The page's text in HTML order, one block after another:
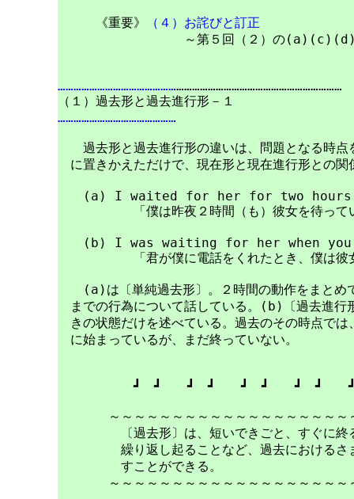
《重要》
（４）お詫びと訂正
～第５回（２）の(a)(c)(d)の例
………………………………………………………………………………………………
………………………………………
過去形と過去進行形の違いは、問題となる時点
に置きかえただけで、現在形と現在進行形との関
(a) I waited for her for two
「僕は昨夜２時間（も）彼女を待って
(b) I was waiting for her when you
「君が僕に電話をくれたとき、僕は彼女
(a)は〔単純過去形〕。２時間の動作をまとめ
までの行為について話している。(b)〔過去進行
きの状態だけを述べている。過去のその時点では
に始まっているが、まだ終っていない。
┛　┛　　┛　┛　　┛　┛　　┛　┛　　┛
～～～～～～～～～～～～～～～～～～～
〔過去形〕は、短いできごと、すぐに終る
繰り返し起ることなど、過去におけるさま
すことができる。
～～～～～～～～～～～～～～～～～～～